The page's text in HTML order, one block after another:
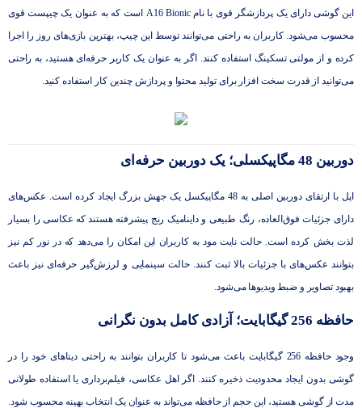
این گوشی دارای یک پردازشگر قوی با نام A16 Bionic است که به عنوان یک چیپست قوی
محسوب می‌شود. کاربران به راحتی می‌توانند توسط این چیپ، بهترین بازی‌های روز را اجرا
کرده و از مولتی تسکینگ استفاده کنند. اگر به عنوان یک کاربر حرفه‌ای هستید، به راحتی
می‌توانید از قدرت سخت افزار برای تولید محتوا و پردازش چندین کار استفاده کنید.
دوربین 48 مگاپیکسلی؛ یک دوربین حرفه‌ای
اپل با ارتقای دوربین اصلی به 48 مگاپیکسل یک جهش بزرگ ایجاد کرده است. عکس‌های
دارای جزئیات فوق‌العاده، رنگ طبیعی و داینامیک رنج پیشرفته هستند که عکاسی را بسیار
لذت بخش کرده است. حالت نایت مود به کاربران این امکان را می‌دهد که در نور کم نیز
بتوانند عکس‌های با جزئیات بالا ثبت کنند. حالت سینمایی و لرزش‌گیر حرفه‌ای نیز باعث
بهبود تصاویر و ضبط ویدیوها می‌شود.
حافظه 256 گیگابایت؛ آزادی کامل بدون نگرانی
وجود حافظه 256 گیگابایت باعث می‌شود تا کاربران بتوانند به راحتی دیتاهای خود را در
گوشی بدون ایجاد محدودیت ذخیره کنند. اگر اهل عکاسی، فیلم‌برداری یا استفاده طولانی
مدت از گوشی هستید، این حجم از حافظه می‌تواند به عنوان یک انتخاب بهینه محسوب شود.